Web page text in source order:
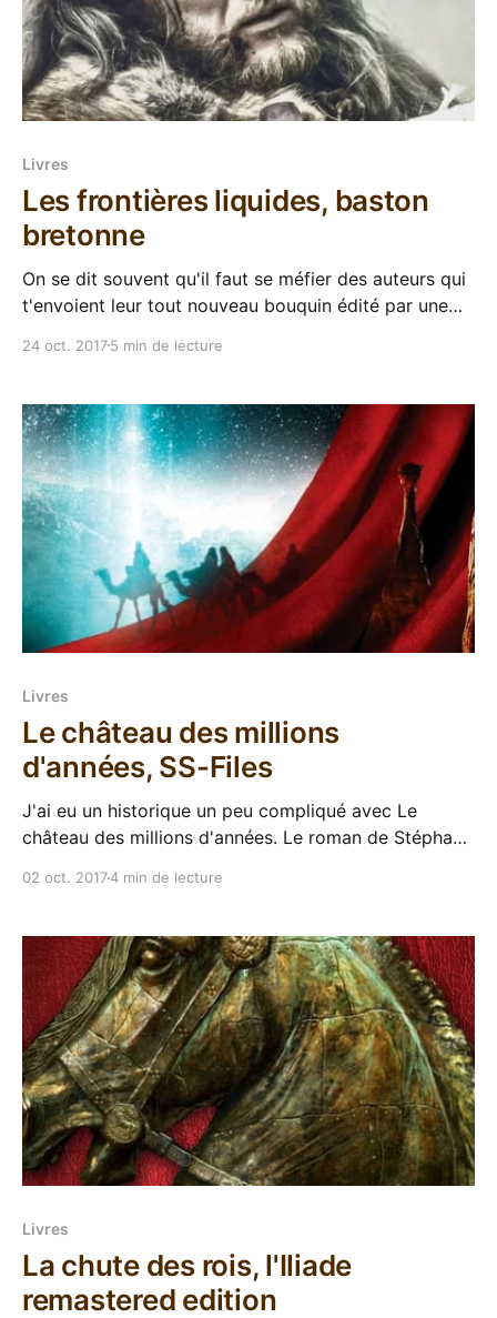
Livres
Les frontières liquides, baston
bretonne
On se dit souvent qu'il faut se méfier des auteurs qui
t'envoient leur tout nouveau bouquin édité par une
proposent quelque chose dans un style qui n'est pas
24 oct. 20175 min de lecture
Livres
Le château des millions
d'années, SS-Files
J'ai eu un historique un peu compliqué avec Le
château des millions d'années. Le roman de Stéphane
02 oct. 20174 min de lecture
Livres
La chute des rois, l'Iliade
remastered edition